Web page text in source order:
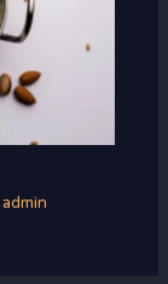
admin